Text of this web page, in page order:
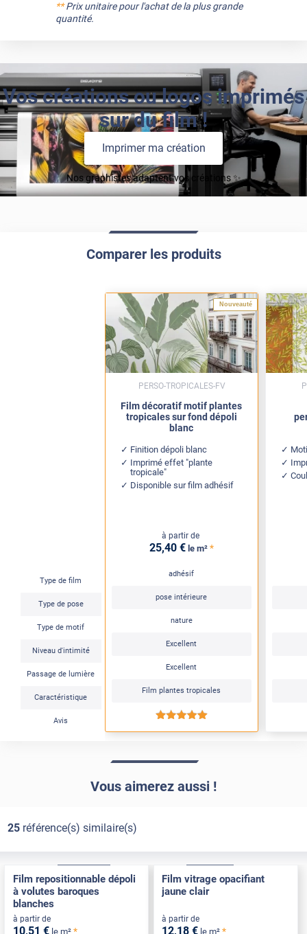
**Prix unitaire pour l'achat de la plus grande
quantité.
Vos créations ou logos imprimés
sur du film !
Imprimer ma création
Nos graphistes adaptent vos créations ✨
Comparer les produits
Type de film
Type de pose
Type de motif
Niveau d'intimité
Passage de lumière
Caractéristique
Avis
Nouveauté
Film décoratif motif plantes
tropicales sur fond dépoli
blanc
Finition dépoli blanc
Imprimé effet "plante
tropicale"
Disponible sur film adhésif
à partir de
25,40 € le m² *
adhésif
pose intérieure
nature
Excellent
Excellent
Film plantes tropicales
*****
PERSO-TROPICALES-FV
Vous aimerez aussi !
25référence(s) similaire(s)
Film repositionnable dépoli
à volutes baroques
blanches
à partir de
10,51 € le m² *
Film vitrage opacifiant
jaune clair
à partir de
12,18 € le m² *